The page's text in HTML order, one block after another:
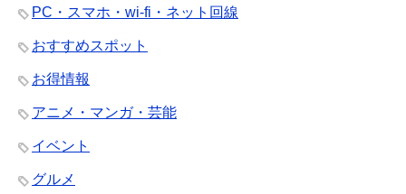
PC・スマホ・wi-fi・ネット回線
おすすめスポット
お得情報
アニメ・マンガ・芸能
イベント
グルメ